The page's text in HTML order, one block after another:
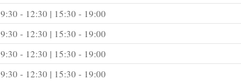
9:30 - 12:30 | 15:30 - 19:00
9:30 - 12:30 | 15:30 - 19:00
9:30 - 12:30 | 15:30 - 19:00
9:30 - 12:30 | 15:30 - 19:00